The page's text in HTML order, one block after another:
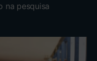
na pesquisa